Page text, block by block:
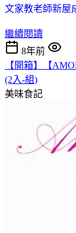
文家教老師新屋
繼續閱讀
8年前
【開箱】【
(2入-組)
美味食記